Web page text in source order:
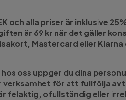
och alla priser är inklusive
är 69 kr när det gäller
Mastercard eller
oss uppger du dina
verksamhet för att fullfölja
felaktig, ofullständig eller